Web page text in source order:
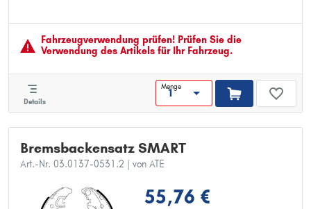
Abmessungen beachten:
Fahrzeugver­wendung prüfen! Prüfen Sie die
Verwendung des Artikels für Ihr Fahrzeug.
Details
Menge
Bremsbackensatz SMART
Art.-Nr. 03.0137-0531.2 | von ATE
55,76 €